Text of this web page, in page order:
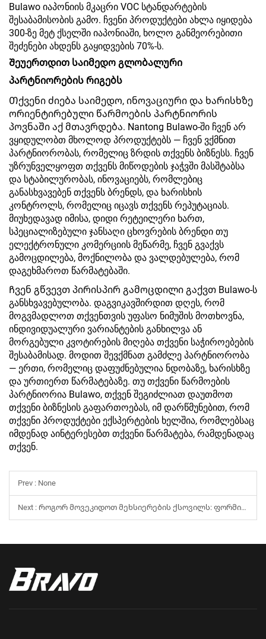
Bulawo იაპონიის მკაცრი VOC სტანდარტების
შესაბამისობის გამო. ჩვენი პროდუქტები ახლა იყიდება
300-ზე მეტ ქსელში იაპონიაში, ხოლო განმეორებითი
შეძენები ახდენს გაყიდვების 70%-ს.
Შეუერთდით საიმედო გლობალური
პარტნიორების რიგებს
Თქვენი ძიება საიმედო, ინოვაციური და ხარისხზე
ორიენტირებული წარმოების პარტნიორის
პოვნაში აქ მთავრდება. Nantong Bulawo-ში ჩვენ არ
ვყიდულობთ მხოლოდ პროდუქტებს — ჩვენ ვქმნით
პარტნიორობას, რომელიც ზრდის თქვენს ბიზნესს. ჩვენ
უზრუნველყოფთ თქვენს მიწოდების ჯაჭვში მასშტაბსა
და სტაბილურობას, ინოვაციებს, რომლებიც
განასხვავებენ თქვენს ბრენდს, და ხარისხის
კონტროლს, რომელიც იცავს თქვენს რეპუტაციას.
მიუხედავად იმისა, დიდი რეტეილერი ხართ,
სპეციალიზებული ჯანსაღი ცხოვრების ბრენდი თუ
ელექტრონული კომერციის მეწარმე, ჩვენ გვაქვს
გამოცდილება, მოქნილობა და ვალდებულება, რომ
დაგეხმაროთ წარმატებაში.
Ჩვენ გწვევთ პირისპირ გამოცდილი გაქვთ Bulawo-ს
განსხვავებულობა. დაგვიკავშირდით დღეს, რომ
მოგვმადლოთ თქვენთვის უფასო ნიმუშის მოთხოვნა,
ინდივიდუალური ვარიანტების განხილვა ან
მორგებული კვოტირების მიღება თქვენი საჭიროებების
შესაბამისად. მოდით შევქმნათ გამძლე პარტნიორობა
— ერთი, რომელიც დაფუძნებულია ნდობაზე, ხარისხზე
და ურთიერთ წარმატებაზე. თუ თქვენი წარმოების
პარტნიორია Bulawo, თქვენ შეგიძლიათ დაუთმოთ
თქვენი ბიზნესის გაფართოებას, იმ დარწმუნებით, რომ
თქვენი პროდუქტები ექსპერტების ხელშია, რომლებსაც
იმდენად აინტერესებთ თქვენი წარმატება, რამდენადაც
თქვენ.
Prev : None
Next : Როგორ მოვეკიდოთ მეხსიერების ქსოვილს: ფორმისა და ჰიგიენის შესანარჩუნებლად საჭირო მნიშვნელოვანი რჩევები